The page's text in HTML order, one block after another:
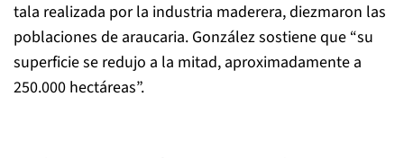
tala realizada por la industria maderera, diezmaron las
poblaciones de araucaria. González sostiene que “su
superficie se redujo a la mitad, aproximadamente a
250.000 hectáreas”.